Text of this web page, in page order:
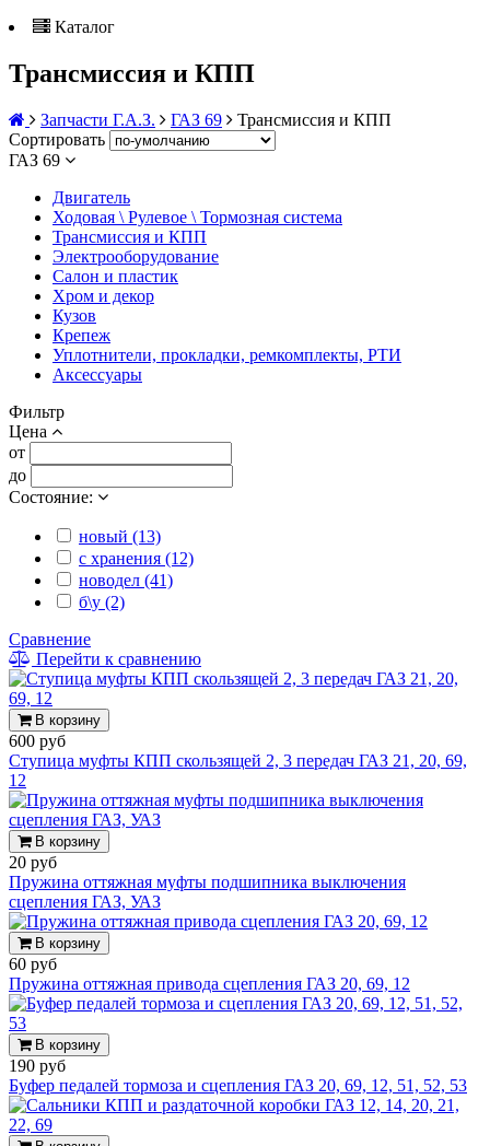
Каталог
Трансмиссия и КПП
Запчасти Г.А.З. ГАЗ 69
Трансмиссия и КПП
Сортировать
ГАЗ 69
Двигатель
Ходовая \ Рулевое \ Тормозная система
Трансмиссия и КПП
Электрооборудование
Салон и пластик
Хром и декор
Кузов
Крепеж
Уплотнители, прокладки, ремкомплекты, РТИ
Аксессуары
Фильтр
Цена
от
до
Состояние:
новый (13)
с хранения (12)
новодел (41)
б\у (2)
Сравнение
Перейти к сравнению
В корзину
600 руб
Ступица муфты КПП скользящей 2, 3 передач ГАЗ 21, 20, 69,
12
В корзину
20 руб
Пружина оттяжная муфты подшипника выключения
сцепления ГАЗ, УАЗ
В корзину
60 руб
Пружина оттяжная привода сцепления ГАЗ 20, 69, 12
В корзину
190 руб
Буфер педалей тормоза и сцепления ГАЗ 20, 69, 12, 51, 52, 53